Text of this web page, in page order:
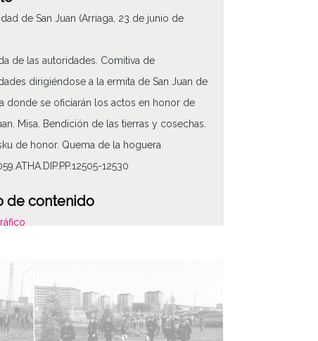
de San Juan (Arriaga, 23 de junio de
de las autoridades. Comitiva de
dirigiéndose a la ermita de San Juan de
donde se oficiarán los actos en honor de
Misa. Bendición de las tierras y cosechas.
de honor. Quema de la hoguera
12530
de contenido